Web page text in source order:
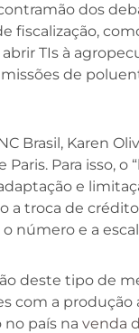
dos
TIs à
de
Brasil, Karen
Para isso, o
e
troca de
e a
deste tipo de
com a
no país na venda